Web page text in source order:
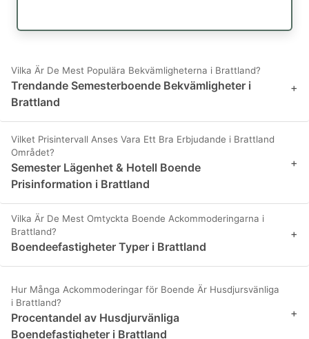
Vilka Är De Mest Populära Bekvämligheterna i Brattland?
Trendande Semesterboende Bekvämligheter i
Brattland
+
Vilket Prisintervall Anses Vara Ett Bra Erbjudande i Brattland
Området?
Semester Lägenhet & Hotell Boende
Prisinformation i Brattland
+
Vilka Är De Mest Omtyckta Boende Ackommoderingarna i
Brattland?
Boendeefastigheter Typer i Brattland
+
Hur Många Ackommoderingar för Boende Är Husdjursvänliga
i Brattland?
Procentandel av Husdjurvänliga
Boendefastigheter i Brattland
+